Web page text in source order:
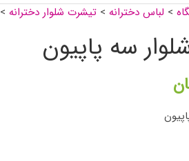
> لباس دخترانه> تیشرت شلوار دخترانه>
سه پاپیون